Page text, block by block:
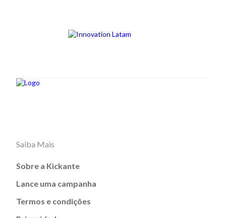
Saiba Mais
Sobre a Kickante
Lance uma campanha
Termos e condições